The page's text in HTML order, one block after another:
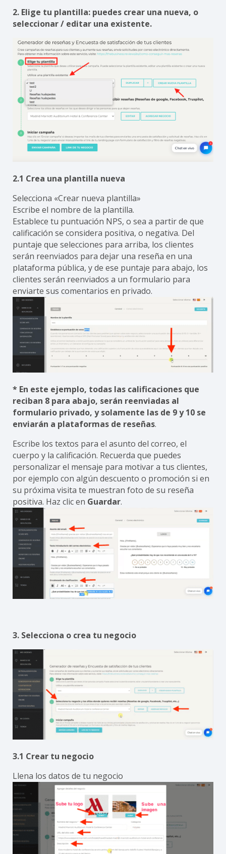
2. Elige tu plantilla: puedes crear una nueva, o
seleccionar / editar una existente.
2.1 Crea una plantilla nueva
Selecciona «Crear nueva plantilla»
Escribe el nombre de la plantilla.
Establece tu puntuación NPS, o sea a partir de que
calificación se considera positiva, o negativa. Del
puntaje que selecciones para arriba, los clientes
serán reenviados para dejar una reseña en una
plataforma pública, y de ese puntaje para abajo, los
clientes serán reenviados a un formulario para
enviarte sus comentarios en privado.
* En este ejemplo, todas las calificaciones que
reciban 8 para abajo, serán reenviadas al
formulario privado, y solamente las de 9 y 10 se
enviarán a plataformas de reseñas.
Escribe los textos para el asunto del correo, el
cuerpo y la calificación. Recuerda que puedes
personalizar el mensaje para motivar a tus clientes,
por ejemplo con algún descuento o promoción si en
su próxima visita te muestran foto de su reseña
positiva. Haz clic en Guardar.
3. Selecciona o crea tu negocio
3.1 Crear tu negocio
Llena los datos de tu negocio